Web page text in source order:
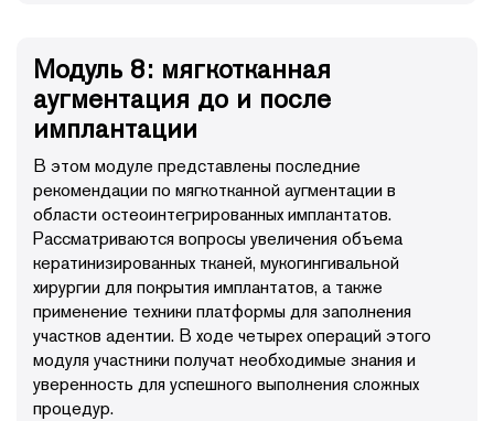
Модуль 8: мягкотканная
аугментация до и после
имплантации
В этом модуле представлены последние
рекомендации по мягкотканной аугментации в
области остеоинтегрированных имплантатов.
Рассматриваются вопросы увеличения объема
кератинизированных тканей, мукогингивальной
хирургии для покрытия имплантатов, а также
применение техники платформы для заполнения
участков адентии. В ходе четырех операций этого
модуля участники получат необходимые знания и
уверенность для успешного выполнения сложных
процедур.